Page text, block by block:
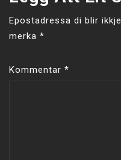
Epostadressa di blir
merka *
Kommentar *